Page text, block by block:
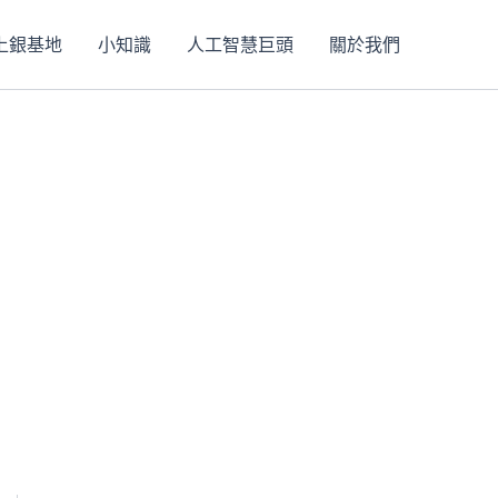
銀基地 小知識 人工智慧巨頭 關於我們